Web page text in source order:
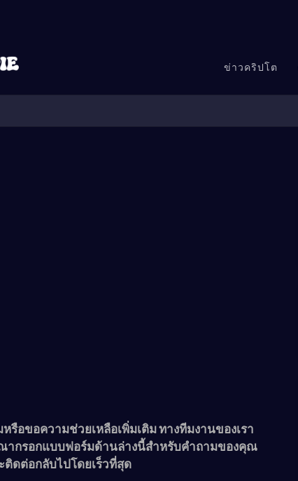
ข่าวคริปโต
รือขอความช่วยเหลือเพิ่มเติม ทางทีมงานของเรา
ณากรอกแบบฟอร์มด้านล่างนี้สำหรับคำถามของคุณ
ติดต่อกลับไปโดยเร็วที่สุด